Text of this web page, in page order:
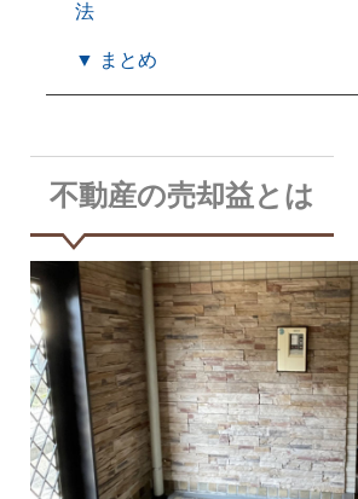
法
▼ まとめ
不動産の売却益とは